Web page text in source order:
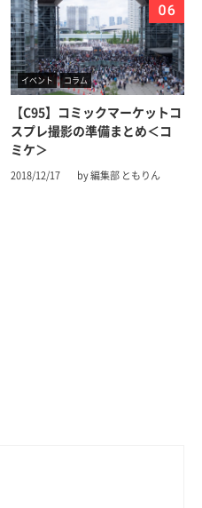
イベント コラム
【C95】コミックマーケットコ
スプレ撮影の準備まとめ＜コ
ミケ＞
2018/12/17 by 編集部 ともりん